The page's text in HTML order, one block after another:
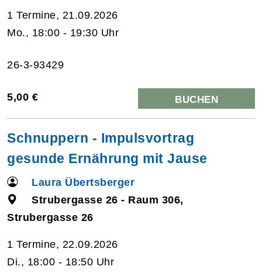
1 Termine, 21.09.2026
Mo., 18:00 - 19:30 Uhr
26-3-93429
5,00 € BUCHEN
Schnuppern - Impulsvortrag
gesunde Ernährung mit Jause
Laura Übertsberger
Strubergasse 26 - Raum 306,
Strubergasse 26
1 Termine, 22.09.2026
Di., 18:00 - 18:50 Uhr